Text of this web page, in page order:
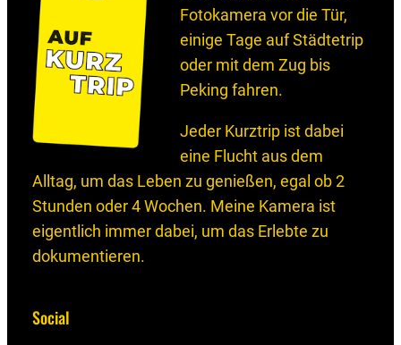
Fotokamera vor die Tür,
einige Tage auf Städtetrip
oder mit dem Zug bis
Peking fahren.
Jeder Kurztrip ist dabei
eine Flucht aus dem
Alltag, um das Leben zu genießen, egal ob 2
Stunden oder 4 Wochen. Meine Kamera ist
eigentlich immer dabei, um das Erlebte zu
dokumentieren.
Social